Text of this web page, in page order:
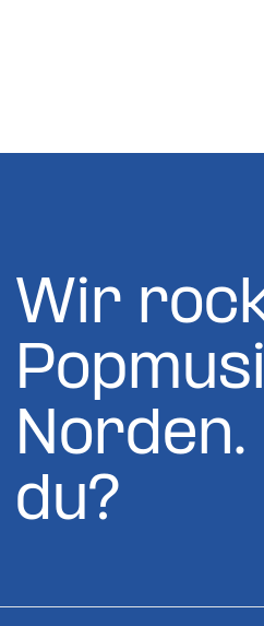
Wir
Norden.
du?